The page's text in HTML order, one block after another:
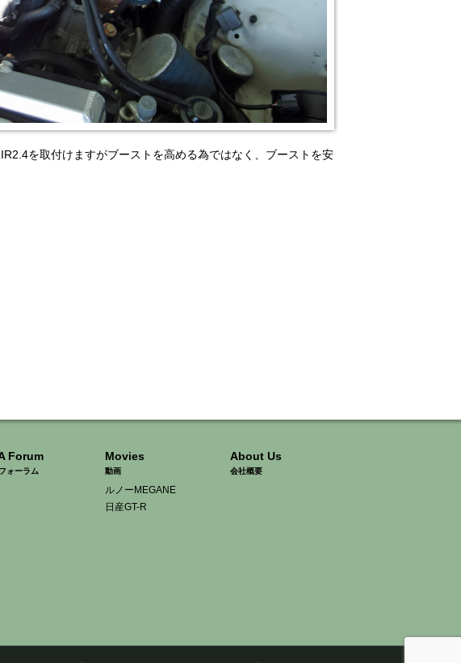
を取付けますがブーストを高める為ではなく、ブーストを安
Forum
ォーラム
Movies
動画
ルノーMEGANE
日産GT-R
About Us
会社概要